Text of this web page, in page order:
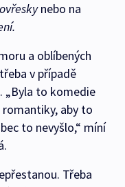
nebo na
a oblíbených
v případě
. „Byla to komedie
aby to
to nevyšlo,“ míní
Třeba